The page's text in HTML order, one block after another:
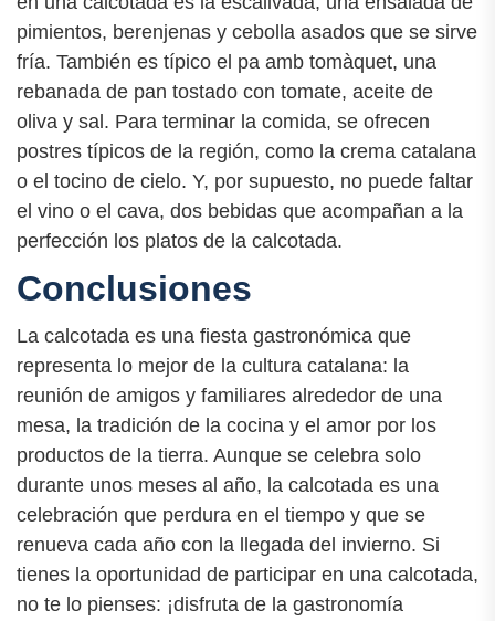
pimientos, berenjenas y cebolla asados que se sirve
fría. También es típico el pa amb tomàquet, una
rebanada de pan tostado con tomate, aceite de
oliva y sal. Para terminar la comida, se ofrecen
postres típicos de la región, como la crema catalana
o el tocino de cielo. Y, por supuesto, no puede faltar
el vino o el cava, dos bebidas que acompañan a la
perfección los platos de la calcotada.
Conclusiones
La calcotada es una fiesta gastronómica que
representa lo mejor de la cultura catalana: la
reunión de amigos y familiares alrededor de una
mesa, la tradición de la cocina y el amor por los
productos de la tierra. Aunque se celebra solo
durante unos meses al año, la calcotada es una
celebración que perdura en el tiempo y que se
renueva cada año con la llegada del invierno. Si
tienes la oportunidad de participar en una calcotada,
no te lo pienses: ¡disfruta de la gastronomía